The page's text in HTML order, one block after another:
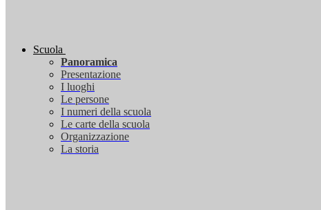
Scuola
Panoramica
Presentazione
I luoghi
Le persone
I numeri della scuola
Le carte della scuola
Organizzazione
La storia